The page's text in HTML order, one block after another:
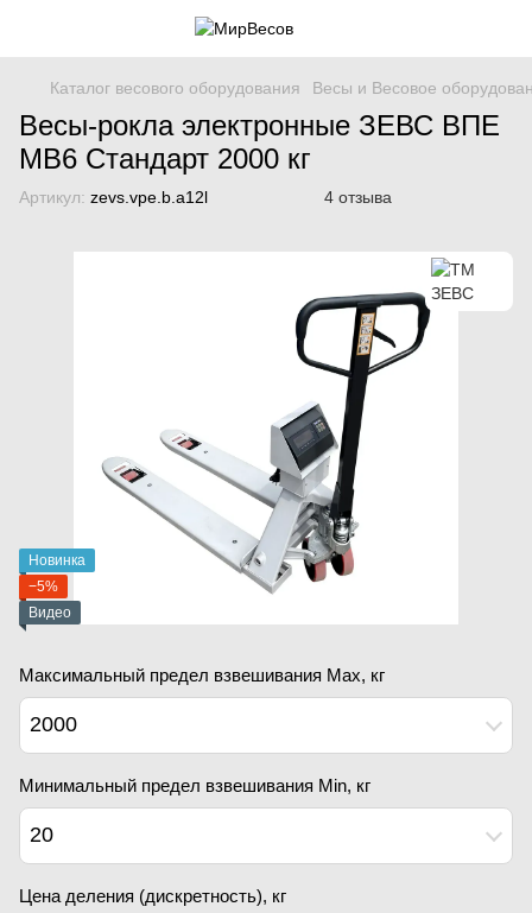
Каталог весового оборудования Весы и Весовое
Весы-рокла электронные ЗЕВС ВПЕ
МВ6 Стандарт 2000 кг
Артикул: zevs.vpe.b.a12l 4 отзыва
Новинка
−5%
Видео
Максимальный предел взвешивания Мах, кг
2000
Минимальный предел взвешивания Min, кг
20
Цена деления (дискретность), кг